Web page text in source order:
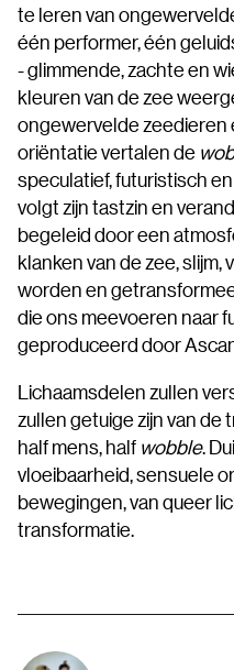
te leren van
één performer, één
- glimmende, zachte en
kleuren van de zee
ongewervelde zeedieren
oriëntatie vertalen de
speculatief, futuristisch
volgt zijn tastzin en
begeleid door een
klanken van de zee,
worden en
die ons meevoeren naar
geproduceerd door
Lichaamsdelen zullen
zullen getuige zijn van de
half mens, half wobble.
vloeibaarheid, sensuele
bewegingen, van queer
transformatie.